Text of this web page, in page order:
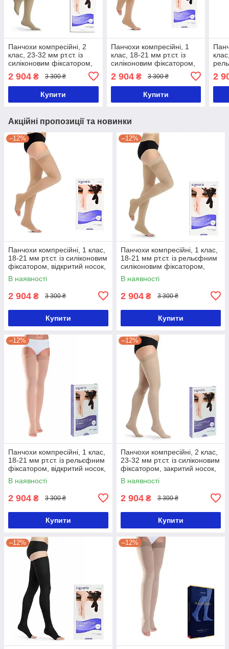
Панчохи компресійні, 2
клас, 23-32 мм рт.ст. із
силіконовим фіксатором,
закритий носок, Essential
CLASSICAL, Sigvaris-1-
Стандартна
2 904 ₴ 3 300 ₴
Купити
Панчохи компресійні, 1
клас, 18-21 мм рт.ст. із
силіконовим фіксатором,
відкритий носок, Essential
CLASSICAL PLUS, Sigvaris
2 904₴ 3 300 ₴
Купити
2
Акційні пропозиції та новинки
–12%
Панчохи компресійні, 1 клас,
18-21 мм рт.ст. із силіконовим
фіксатором, відкритий носок,
Essential CLASSICAL PLUS,
Sigvaris
В наявності
2 904 ₴ 3 300 ₴
Купити
–12%
Панчохи компресійні, 1 клас,
18-21 мм рт.ст. із рельєфним
силіконовим фіксатором,
відкритий носок, Essential
CLASSICAL, Sigvaris
В наявності
2 904 ₴ 3 300 ₴
Купити
–12%
Панчохи компресійні, 1 клас,
18-21 мм рт.ст. із рельєфним
фіксатором, відкритий носок,
Essential CLASSICAL,
Sigvaris-1
В наявності
2 904 ₴ 3 300 ₴
Купити
–12%
Панчохи компресійні, 2 клас,
23-32 мм рт.ст. із силіконовим
фіксатором, закритий носок,
Essential CLASSICAL PLUS,
Sigvaris-2
В наявності
2 904 ₴ 3 300 ₴
Купити
–12% –12%